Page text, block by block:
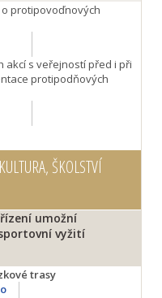
protipovoďnových
akcí s veřejností před i při
protipodňových
ŠKOLSTVÍ
umožní
vyžití
trasy